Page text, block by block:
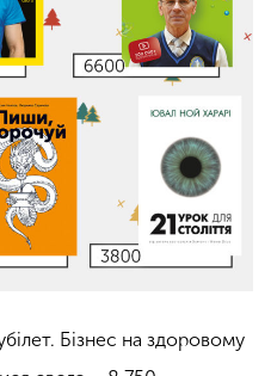
Бізнес на здоровому